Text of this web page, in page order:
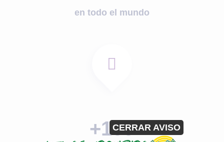
CERRAR AVISO
en todo el mundo
+100